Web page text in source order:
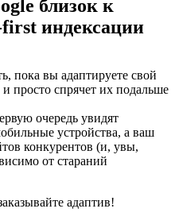
близок к
индексации
пока вы адаптируете свой
просто спрячет их подальше
очередь увидят
устройства, а ваш
конкурентов (и, увы,
от стараний
адаптив!